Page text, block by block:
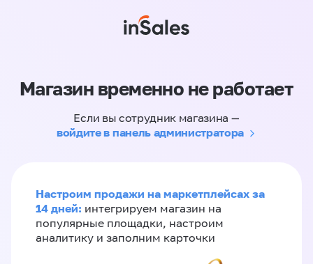
Магазин временно не работает
Если вы сотрудник магазина —
войдите в панель администратора
Настроим продажи на маркетплейсах за
14 дней: интегрируем магазин на
популярные площадки, настроим
аналитику и заполним карточки